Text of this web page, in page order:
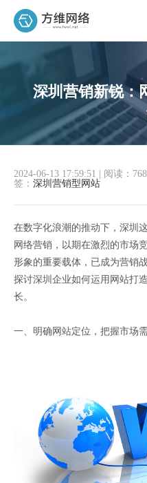
深圳营销新锐：
2024-06-13 17:59:51 阅读：768
签： 深圳营销型网站
在数字化浪潮的推动下，深圳
网络营销，以期在激烈的市场
形象的重要载体，已成为营销
探讨深圳企业如何运用网站打
长。
一、明确网站定位，把握市场